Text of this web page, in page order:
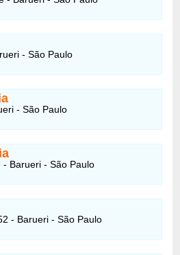
- São Paulo
- São Paulo
Barueri - São Paulo
- Barueri - São Paulo